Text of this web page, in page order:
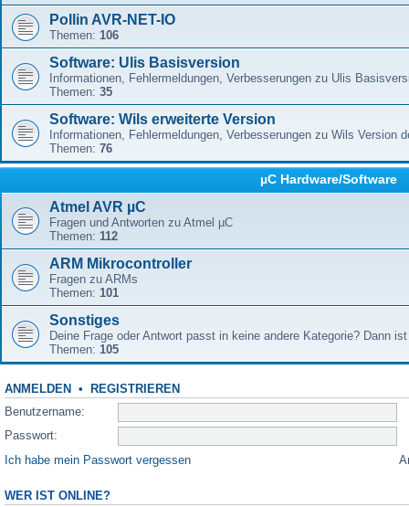
Pollin AVR-NET-IO
Themen: 106
Software: Ulis Basisversion
Informationen, Fehlermeldungen, Verbesserungen zu Ulis
Themen: 35
Software: Wils erweiterte Version
Informationen, Fehlermeldungen, Verbesserungen zu Wils Version
Themen: 76
µC Hardware/Software
Atmel AVR µC
Fragen und Antworten zu Atmel µC
Themen: 112
ARM Mikrocontroller
Fragen zu ARMs
Themen: 101
Sonstiges
Deine Frage oder Antwort passt in keine andere Kategorie? Dann
Themen: 105
ANMELDEN • REGISTRIEREN
Benutzername:
Passwort:
Ich habe mein Passwort vergessen
WER IST ONLINE?